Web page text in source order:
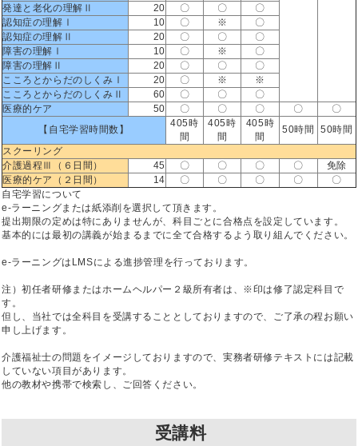
発達と老化の理解Ⅱ 20 〇 〇
〇
認知症の理解Ⅰ
10 〇 ※
〇
認知症の理解Ⅱ
20 〇 〇
〇
障害の理解Ⅰ
10 〇 ※
〇
障害の理解Ⅱ
20 〇 〇
〇
こころとからだのしくみⅠ
20 〇 ※
※
こころとからだのしくみⅡ
60 〇 〇
〇
医療的ケア
50 〇 〇 〇 〇
〇
【自宅学習時間数】
405時
間
405時
間
405時
間
50時間
50時間
スクーリング
介護過程Ⅲ（６日間）
45 〇 〇 〇 〇
免除
医療的ケア（２日間）
14 〇 〇 〇 〇
〇
自宅学習について
e-ラーニングまたは紙添削を選択して頂きます。
提出期限の定めは特にありませんが、科目ごとに合格点を設定しています。
基本的には最初の講義が始まるまでに全て合格するよう取り組んでください。
e-ラーニングはLMSによる進捗管理を行っております。
注）初任者研修またはホームヘルパー２級所有者は、※印は修了認定科目で
す。
但し、当社では全科目を受講することとしておりますので、ご了承の程お願い
申し上げます。
介護福祉士の問題をイメージしておりますので、実務者研修テキストには記載
していない項目があります。
他の教材や携帯で検索し、ご回答ください。
受講料